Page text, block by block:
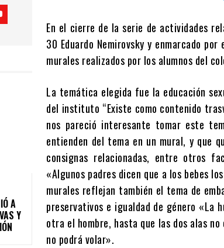
A
Y
En el cierre de la serie de actividades
30 Eduardo Nemirovsky y enmarcado
murales realizados por los alumnos del
La temática elegida fue la educación
del instituto “Existe como contenido
nos pareció interesante tomar este
entienden del tema en un mural, y que
consignas relacionadas, entre otros
«Algunos padres dicen que a los bebes
murales reflejan también el tema de
preservativos e igualdad de género «La
otra el hombre, hasta que las dos alas
no podrá volar».